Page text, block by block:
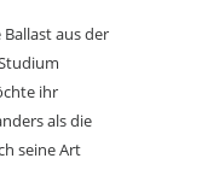
aus der
ihr
als die
seine Art